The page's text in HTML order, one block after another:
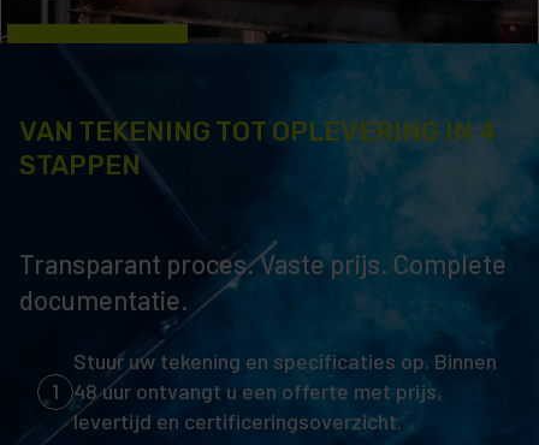
VAN TEKENING TOT OPLEVERING IN 4
STAPPEN
Transparant proces. Vaste prijs. Complete
documentatie.
1
Stuur uw tekening en specificaties op. Binnen
48 uur ontvangt u een offerte met prijs,
levertijd en certificeringsoverzicht.